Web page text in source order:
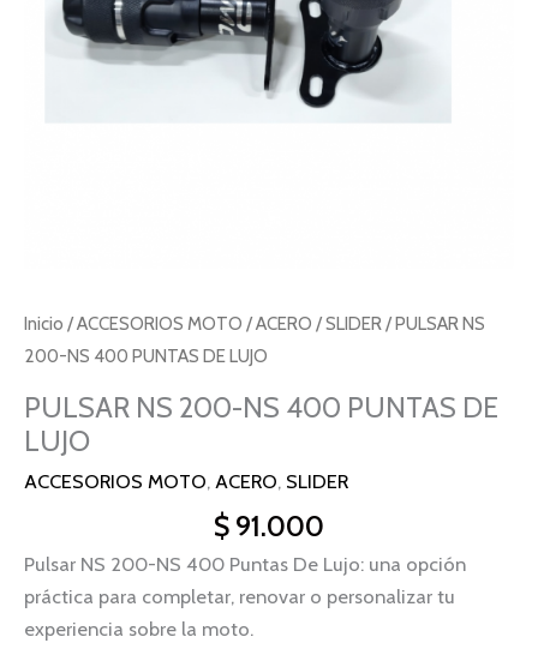
Inicio /ACCESORIOS MOTO /ACERO /SLIDER/ PULSAR NS
200-NS 400 PUNTAS DE LUJO
PULSAR NS 200-NS 400 PUNTAS DE
LUJO
ACCESORIOS MOTO, ACERO, SLIDER
$ 91.000
Pulsar NS 200-NS 400 Puntas De Lujo: una opción
práctica para completar, renovar o personalizar tu
experiencia sobre la moto.